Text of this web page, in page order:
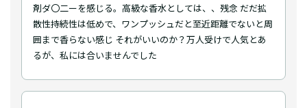
剤ダ〇二ーを感じる。高級な香水としては、、残念 だだ拡
散性持続性は低めで、ワンプッシュだと至近距離でないと周
囲まで香らない感じ それがいいのか？万人受けで人気とあ
るが、私には合いませんでした